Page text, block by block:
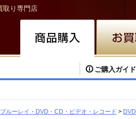
取り専門店
ご購入ガイド
ブルーレイ・DVD・CD・ビデオ・レコード DVD